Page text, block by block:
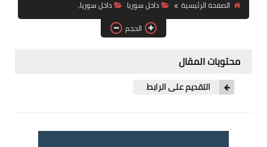
فرص عمل في العراق
فرص عمل في اليمن
الصفحة الرئيسية
داخل سوريا
داخل سوريا،
الحجم
محتويات المقال
التقديم على الرابط